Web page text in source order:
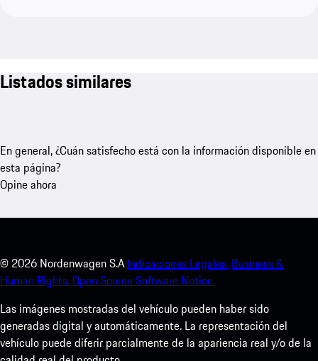
Listados similares
En general, ¿Cuán satisfecho está con la información disponible en
esta página?
Opine ahora
© 2026 Nordenwagen S.A Indicaciones Legales. Business &
Human Rights.Open Source Software Notice.
Las imágenes mostradas del vehículo pueden haber sido
generadas digital y automáticamente. La representación del
vehículo puede diferir parcialmente de la apariencia real y/o de la